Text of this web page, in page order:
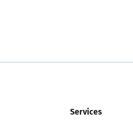
Services